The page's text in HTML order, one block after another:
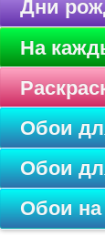
Дни
На
Обои
Обои
Обои на